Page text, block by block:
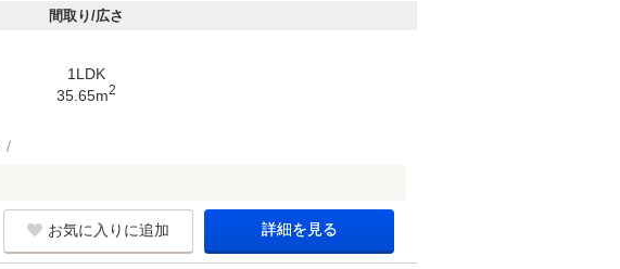
間取り/広さ
1LDK
35.65m2
お気に入りに追加 詳細を見る